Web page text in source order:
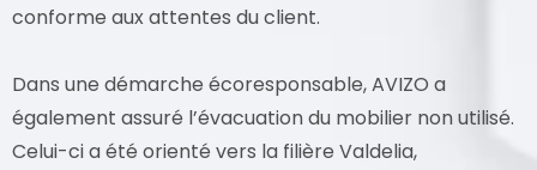
conforme aux attentes du client.
Dans une démarche écoresponsable, AVIZO a
également assuré l’évacuation du mobilier non utilisé.
Celui-ci a été orienté vers la filière Valdelia,